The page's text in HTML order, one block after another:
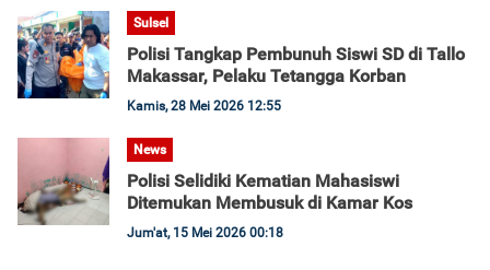
Sulsel
Polisi Tangkap Pembunuh Siswi SD di Tallo
Makassar, Pelaku Tetangga Korban
Kamis, 28 Mei 2026 12:55
News
Polisi Selidiki Kematian Mahasiswi
Ditemukan Membusuk di Kamar Kos
Jum'at, 15 Mei 2026 00:18